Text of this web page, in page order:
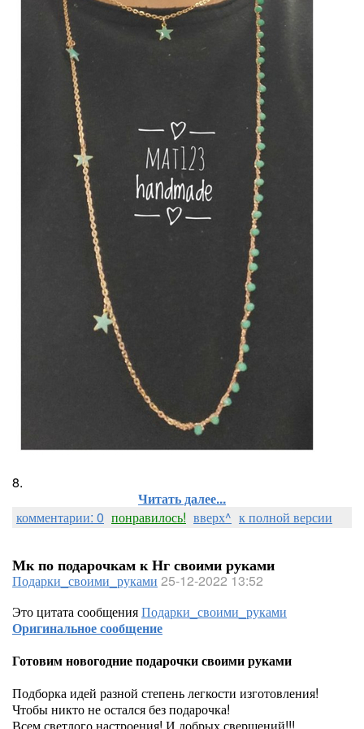
8.
Читать далее...
комментарии: 0 понравилось! вверх^ к полной версии
Мк по подарочкам к Нг своими руками
Подарки_своими_руками 25-12-2022 13:52
Это цитата сообщенияПодарки_своими_руками
Оригинальное сообщение
Готовим новогодние подарочки своими руками
Подборка идей разной степень легкости изготовления!
Чтобы никто не остался без подарочка!